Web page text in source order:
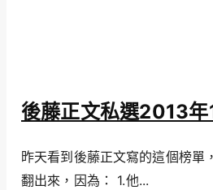
後藤正文私選2013
昨天看到後藤正文寫的這個榜單
翻出來，因為： 1.他...